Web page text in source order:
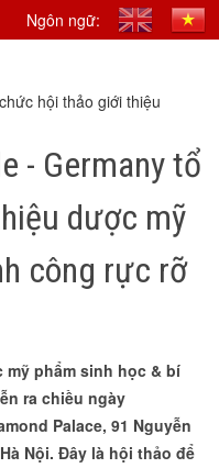
Ngôn ngữ:
hội thảo giới thiệu
- Germany tổ
dược mỹ
công rực rỡ
phẩm sinh học & bí
ra chiều ngày
Palace, 91 Nguyễn
Nội. Đây là hội thảo để